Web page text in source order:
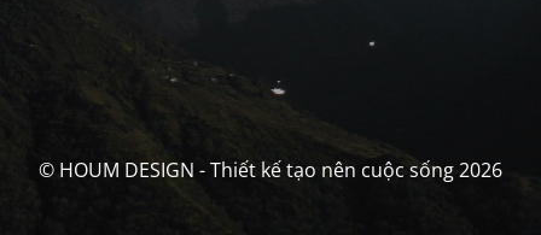
© HOUM DESIGN - Thiết kế tạo nên cuộc sống 2026